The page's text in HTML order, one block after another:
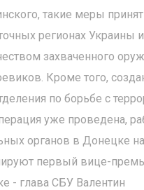
такие меры
регионах Украины
захваченного
Кроме того,
по борьбе с
уже проведена,
органов в Донецке
первый вице-
- глава СБУ Валентин